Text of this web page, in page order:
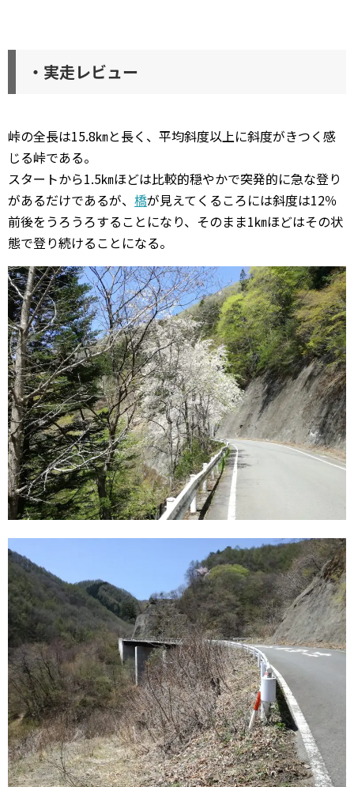
・実走レビュー
峠の全長は15.8㎞と長く、平均斜度以上に斜度がきつく感
じる峠である。
スタートから1.5㎞ほどは比較的穏やかで突発的に急な登り
があるだけであるが、 橋が見えてくるころには斜度は12％
前後をうろうろすることになり、そのまま1㎞ほどはその状
態で登り続けることになる。